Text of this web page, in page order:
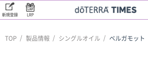
LRP
新規登録
TOP 製品情報 シングルオイル ベルガモット